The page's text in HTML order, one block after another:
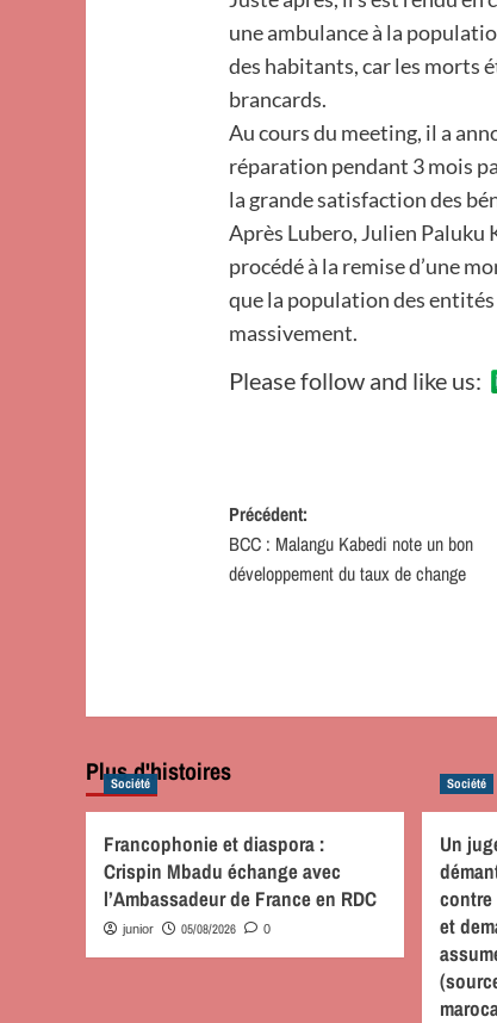
une ambulance à la
des habitants, car les morts
brancards.
Au cours du meeting, il a
réparation pendant 3 mois
la grande satisfaction des
Après Lubero, Julien Paluku
procédé à la remise d’une
que la population des
massivement.
Please follow and like us:
Navigation
d’article
Précédent:
BCC : Malangu Kabedi note un bon
développement du taux de change
Plus d'histoires
Société
Francophonie et diaspora :
Crispin Mbadu échange avec
l’Ambassadeur de France en RDC
junior 05/08/2026 0
Société
Un
contre
et